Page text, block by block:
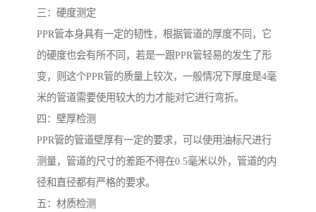
三：硬度测定
PPR管本身具有一定的韧性，根据管道的厚度不同，它
的硬度也会有所不同，若是一跟PPR管轻易的发生了形
变，则这个PPR管的质量上较次，一般情况下厚度是4毫
米的管道需要使用较大的力才能对它进行弯折。
四：壁厚检测
PPR管的管道壁厚有一定的要求，可以使用油标尺进行
测量，管道的尺寸的差距不得在0.5毫米以外，管道的内
径和直径都有严格的要求。
五：材质检测